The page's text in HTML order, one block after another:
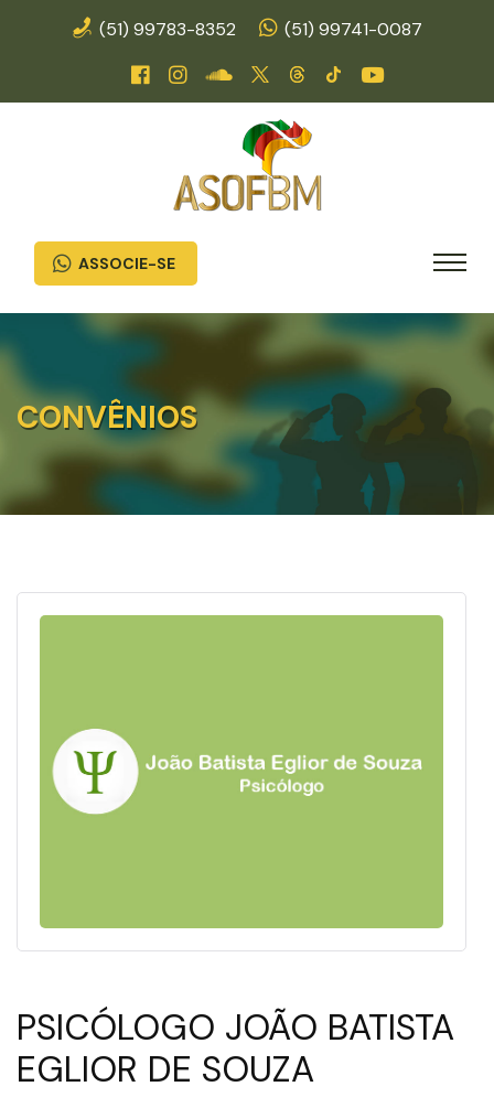
(51) 99783-8352 (51) 99741-0087
ASSOCIE-SE
CONVÊNIOS
PSICÓLOGO JOÃO BATISTA
EGLIOR DE SOUZA